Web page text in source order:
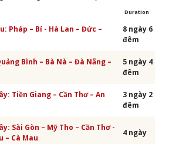
Duration
Pháp – Bỉ - Hà Lan – Đức –
8 ngày 6
đêm
Bình – Bà Nà – Đà Nẵng –
5 ngày 4
đêm
Tiền Giang – Cần Thơ – An
3 ngày 2
đêm
Sài Gòn – Mỹ Tho – Cần Thơ -
– Cà Mau
4 ngày